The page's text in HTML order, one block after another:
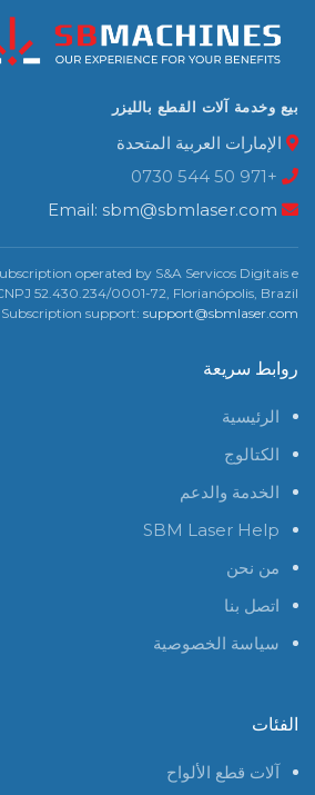
بيع وخدمة آلات القطع بالليزر
الإمارات العربية المتحدة
+971 50 544 0730
sbm@sbmlaser.com
operated by S&A Servicos Digitais e
52.430.234/0001-72, Florianópolis, Brazil.
Subscription support: support@sbmlaser.com
روابط سريعة
الرئيسية
الكتالوج
الخدمة والدعم
SBM Laser Help
من نحن
اتصل بنا
سياسة الخصوصية
الفئات
آلات قطع الألواح